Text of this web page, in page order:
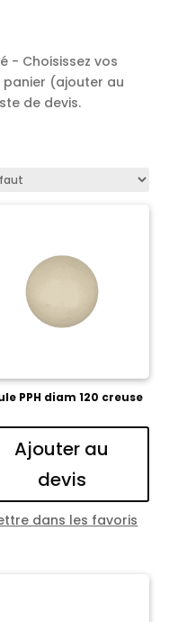
- Choisissez vos
(ajouter au
de devis.
PPH diam 120 creuse
Ajouter au
devis
dans les favoris